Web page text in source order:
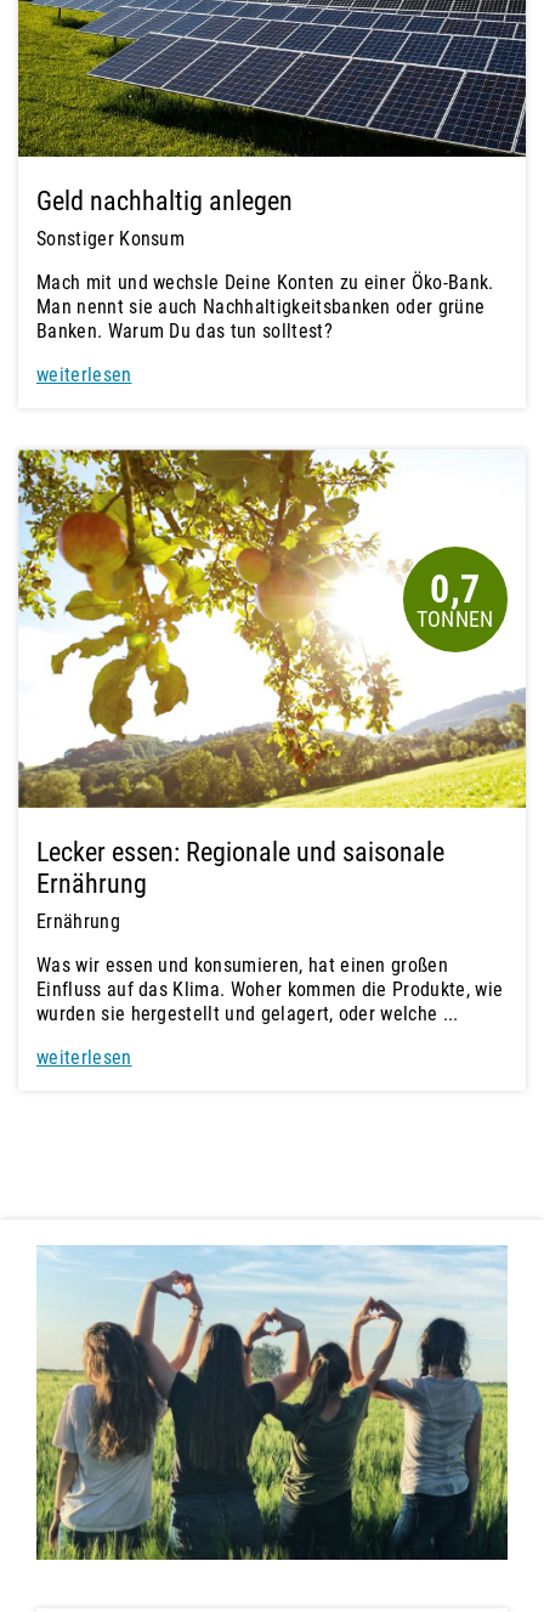
Geld nachhaltig anlegen
Sonstiger Konsum
Mach mit und wechsle Deine Konten zu einer Öko-Bank.
Man nennt sie auch Nachhaltigkeitsbanken oder grüne
Banken. Warum Du das tun solltest?
weiterlesen
Lecker essen: Regionale und saisonale
Ernährung
Ernährung
Was wir essen und konsumieren, hat einen großen
Einfluss auf das Klima. Woher kommen die Produkte, wie
wurden sie hergestellt und gelagert, oder welche ...
0,7
weiterlesen